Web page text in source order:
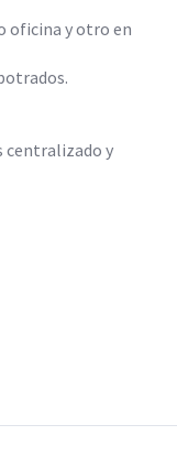
oficina y otro en
centralizado y